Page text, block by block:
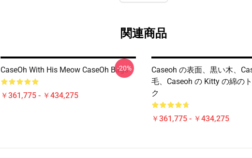
関連商品
CaseOh With His Meow CaseOh Bags
￥361,775 - ￥434,275
-20%
Caseoh の表面、黒い木、
毛、caseoh の Kitty の綿の
ク
￥361,775 - ￥434,275